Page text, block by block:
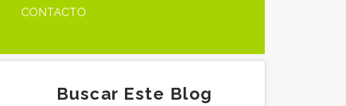
CONTACTO
Buscar Este Blog